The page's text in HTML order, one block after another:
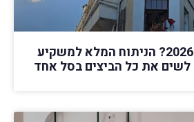
ישראל או חו"ל ב-2026? הניתוח המלא למשקיע
לשים את כל הביצים בסל אחד